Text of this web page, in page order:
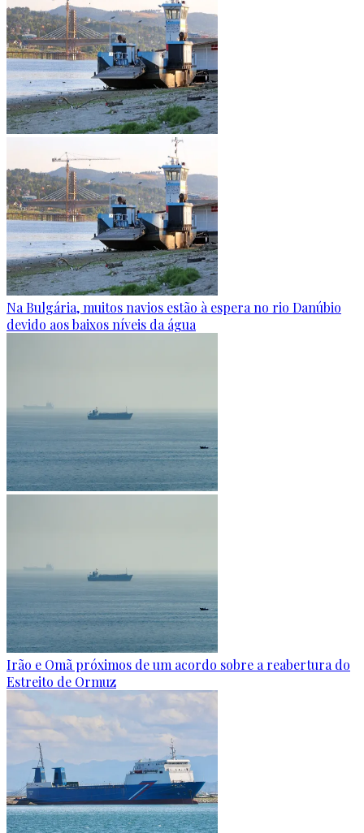
Na Bulgária, muitos navios estão à espera no rio Danúbio
devido aos baixos níveis da água
Irão e Omã próximos de um acordo sobre a reabertura do
Estreito de Ormuz